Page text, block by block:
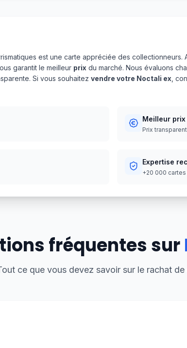
est une carte appréciée des collectionneurs.
garantit le meilleur prix du marché. Nous évaluons
Si vous souhaitez vendre votre Noctali ex ,
Meilleur
Prix
Expertise
+20 000
fréquentes sur
ce que vous devez savoir sur le rachat